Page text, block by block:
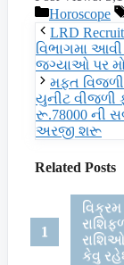
Categories
Horoscope
LRD
વિભાગમા આવી
જગ્યાઓ પર
મફત
યુનીટ વીજળી
રૂ.78000 ની
અરજી શરૂ
Related Posts
કેવુ